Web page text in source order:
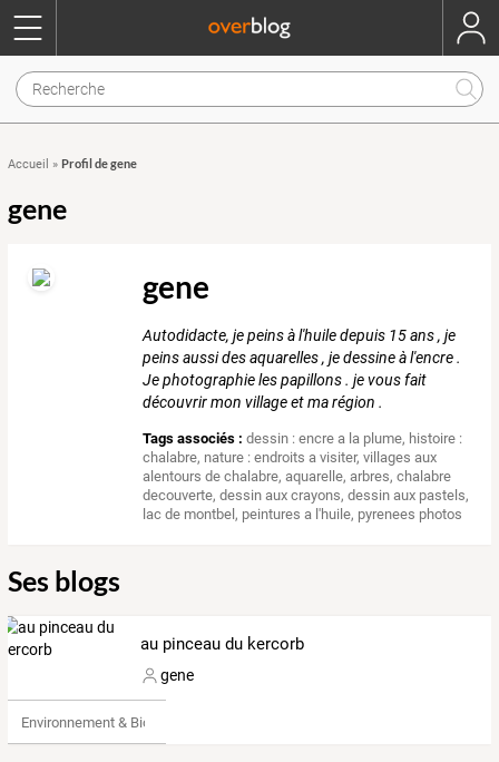
Accueil » Profil de gene
gene
gene
Autodidacte, je peins à l'huile depuis 15 ans , je
peins aussi des aquarelles , je dessine à l'encre .
Je photographie les papillons . je vous fait
découvrir mon village et ma région .
Tags associés : dessin : encre a la plume, histoire :
chalabre, nature : endroits a visiter,villages aux
alentours de chalabre,aquarelle,arbres,chalabre
decouverte,dessin aux crayons,dessin aux pastels,
lac de montbel, peintures a l'huile, pyrenees photos
Ses blogs
au pinceau du kercorb
gene
Environnement & Bio